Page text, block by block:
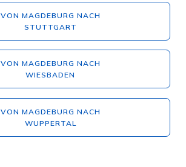
VON MAGDEBURG NACH
STUTTGART
VON MAGDEBURG NACH
WIESBADEN
VON MAGDEBURG NACH
WUPPERTAL